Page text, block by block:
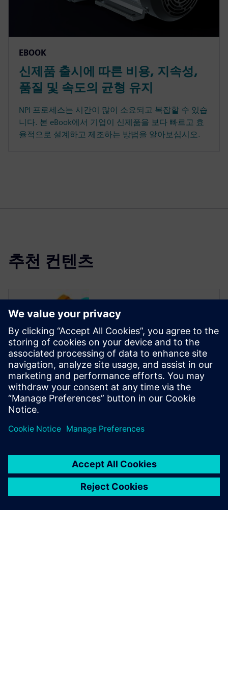
EBOOK
신제품 출시에 따른 비용, 지속성,
품질 및 속도의 균형 유지
NPI 프로세스는 시간이 많이 소요되고 복잡할 수 있습
니다. 본 eBook에서 기업이 신제품을 보다 빠르고 효
율적으로 설계하고 제조하는 방법을 알아보십시오.
추천 컨텐츠
Teamcenter forms the
backbone of a comprehensive
system that manages product
development from the time an
order is received to the
delivery of its complete BOM
to an ERP system.